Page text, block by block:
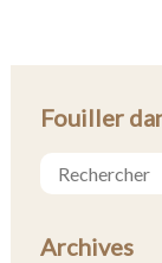
Fouiller
Archives